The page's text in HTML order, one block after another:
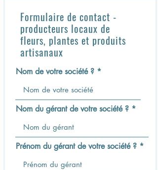
Formulaire de contact -
producteurs locaux de
fleurs, plantes et produits
artisanaux
Nom de votre société ?
Nom du gérant de votre société ?
Prénom du gérant de votre société ?